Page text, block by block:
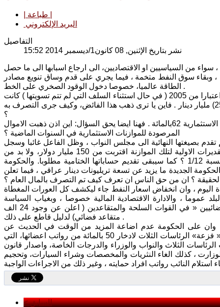
البريد الإلكتروني
التفاصيل
نشر بتاريخ الإثنين, 08 كانون1/ديسمبر 2014 15:52
من السياسيين او الاقتصاديين، الى ارجاع اسبابها الى ما حصل
وبقاء سوق النفط متخمة ، فيما يجري على قدم وساق تنويع مصادر
الطاقة عالميا، خصوصا دخول الوقود الصخري على الخط .
وفي ما يخص بلادنا تشير تقارير ديوان الرقابة المالية الى ان جميع الموازنات العامة اعتبارا من 2005 ( في حال استثناء السلف التي لم تتم تسويتها ) كانت
تنتهي بفائض في نهاية السنة (عدا سنة 2009 ) . ففي 2011 مثلا كان الفائض ( 25231) مليار دينار . فاين يا ترى ذهب هذا الفائض، وكيف جرى التصرف به
؟
وهناك حقيقة اخرى تقول انه في افضل الاحوال لم تتجاوز نسب التنفيذ في الخطط الاستثمارية 62بالمائة . فهنا ايضا يحق السؤال: اين اذن ذهبت الاموال
المرصودة للموازنات الاستثمارية في السنوات الماضية ؟
2014، فهي لم يصادق عليها ولم تقدم بصيغتها النهائية الى مجلس النواب ، وظل الفاعل غائبا وسجل
هذه الاستهتار بالمال العام ضد مجهول ! ولكن بقيت الاسئلة تلح ، خصوصا وان التقديرات الاولية لتلك الموازنة اقتربت من 150 مليار دولار، ولا بد من
الاجابة على الآتي: ماهي اوجه الصرف ، ما هو الوارد الفعلي ، كيف تم الصرف بنسبة 1/12 ؟ كما سيبقى تقديم حساباتها الختامية مطلوبا. والحكومة
الجديدة ما يزيد عن تسعة تريليونات دينار عراقي ، فيما تعلن
الحقيقة ؟ ان من حق الناس ان تعرف كيف تم التصرف بالمال العام ؟
اليوم ، وان انخفاض اسعار النفط جاء ليكشف كل العورات المغطاة
، والادارة الاقتصادية المالية خصوصا ، وبغياب السياسة
الاقتصادية ، فضلا عن الفساد المستشري. وان ما ظهر حتى الان من اعداد « الفضائيين « في القوات السلحة والمتقاعدين ( اعلن عن وجود 24 الف
متقاعد فضائي) لدليل قاطع على ذلك .
، وان على الحكومة عدم اضاعة المزيد من الوقت في الحديث عن
مقاربات جُربت في دول اخرى وقادت الى كوارث فيها. وليست المعالجة ايضا في « فزعة» الرئاسات الثلات لادخار 50 بالمائة من رواتب اعضائها، التي
الثلاث والنواب والوزراء والدرجات الخاصة، واصدار قانون
، كذلك الغاء النثريات والمخصصات وشراء السيارات، وتحجيم
< السابق